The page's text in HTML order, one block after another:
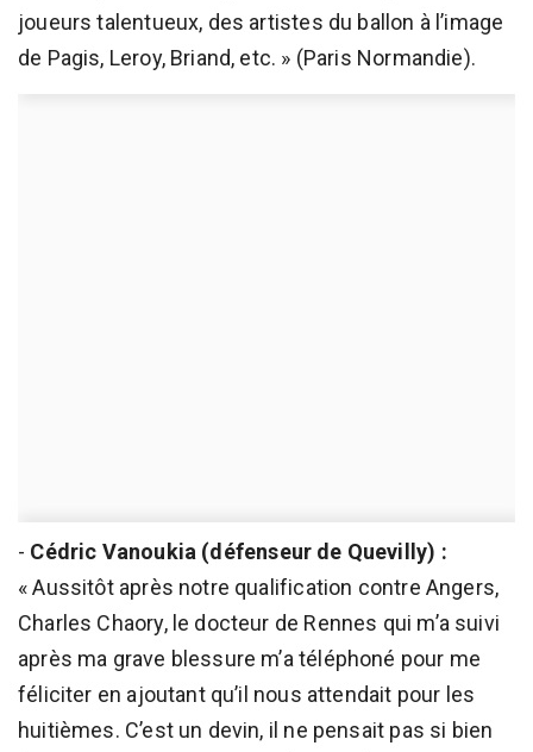
joueurs talentueux, des artistes du ballon à l’image
de Pagis, Leroy, Briand, etc. » (Paris Normandie).
- Cédric Vanoukia (défenseur de Quevilly) :
« Aussitôt après notre qualification contre Angers,
Charles Chaory, le docteur de Rennes qui m’a suivi
après ma grave blessure m’a téléphoné pour me
féliciter en ajoutant qu’il nous attendait pour les
huitièmes. C’est un devin, il ne pensait pas si bien